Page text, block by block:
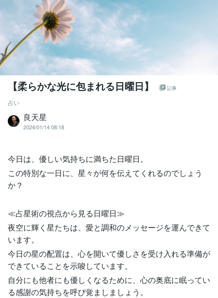
【柔らかな光に包まれる日曜日】 記事
占い
良天星
2024/01/14 08:18
今日は、優しい気持ちに満ちた日曜日。
この特別な一日に、星々が何を伝えてくれるのでしょう
か？
≪占星術の視点から見る日曜日≫
夜空に輝く星たちは、愛と調和のメッセージを運んできて
います。
今日の星の配置は、心を開いて優しさを受け入れる準備が
できていることを示唆しています。
自分にも他者にも優しくなるために、心の奥底に眠ってい
る感謝の気持ちを呼び覚ましましょう。